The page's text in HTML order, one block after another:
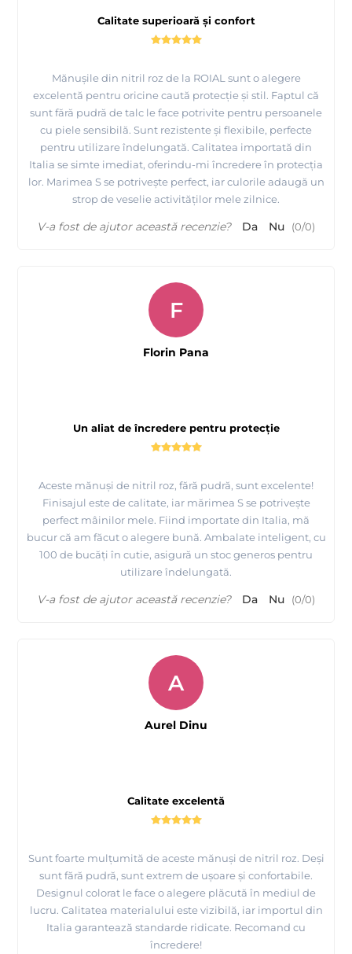
Calitate superioară și confort
Mănușile din nitril roz de la ROIAL sunt o alegere
excelentă pentru oricine caută protecție și stil. Faptul că
sunt fără pudră de talc le face potrivite pentru persoanele
cu piele sensibilă. Sunt rezistente și flexibile, perfecte
pentru utilizare îndelungată. Calitatea importată din
Italia se simte imediat, oferindu-mi încredere în protecția
lor. Marimea S se potrivește perfect, iar culorile adaugă un
strop de veselie activităților mele zilnice.
V-a fost de ajutor această recenzie? Da Nu (0/0)
Un aliat de încredere pentru protecție
Aceste mănuși de nitril roz, fără pudră, sunt excelente!
Finisajul este de calitate, iar mărimea S se potrivește
perfect mâinilor mele. Fiind importate din Italia, mă
bucur că am făcut o alegere bună. Ambalate inteligent, cu
100 de bucăți în cutie, asigură un stoc generos pentru
utilizare îndelungată.
F
Florin Pana
V-a fost de ajutor această recenzie? Da Nu (0/0)
Calitate excelentă
Sunt foarte mulțumită de aceste mănuși de nitril roz. Deși
sunt fără pudră, sunt extrem de ușoare și confortabile.
Designul colorat le face o alegere plăcută în mediul de
lucru. Calitatea materialului este vizibilă, iar importul din
Italia garantează standarde ridicate. Recomand cu
încredere!
A
Aurel Dinu